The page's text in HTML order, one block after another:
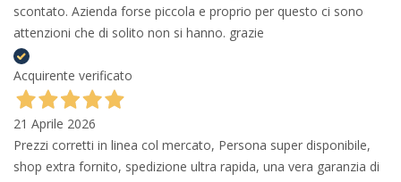
scontato. Azienda forse piccola e proprio per questo ci sono
attenzioni che di solito non si hanno. grazie
Acquirente verificato
21 Aprile 2026
Prezzi corretti in linea col mercato, Persona super disponibile,
shop extra fornito, spedizione ultra rapida, una vera garanzia di